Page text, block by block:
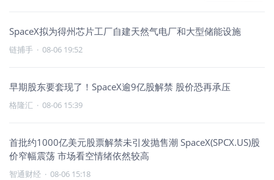
SpaceX拟为得州芯片工厂自建天然气电厂和大型储能设施
链捕手 · 08-06 19:52
早期股东要套现了！SpaceX逾9亿股解禁 股价恐再承压
格隆汇 · 08-06 15:39
首批约1000亿美元股票解禁未引发抛售潮 SpaceX(SPCX.US)股
价窄幅震荡 市场看空情绪依然较高
智通财经 · 08-06 15:18